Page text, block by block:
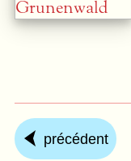
précédent